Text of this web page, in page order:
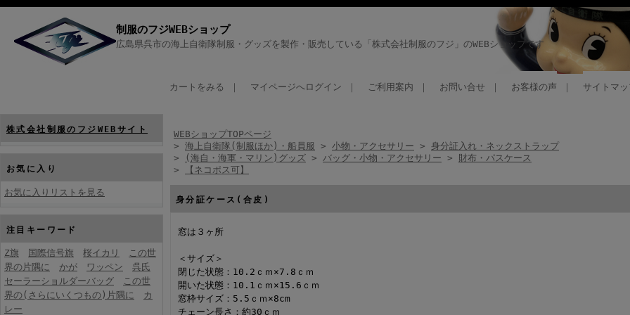
制服のフジWEBショップ
広島県呉市の海上自衛隊制服・グッズを製作・販売している「株式会社制服のフジ」のWEBショップです
カートをみる マイページへログイン ご利用案内 お問い合せ お客様の声 サイトマ
株式会社制服のフジWEBサイト
お気に入り
お気に入りリストを見る
注目キーワード
Z旗 国際信号旗 桜イカリ
この世
界の片隅に
かが ワッペン
呉氏
セーラーショルダーバッグ
この世
界の(さらにいくつもの)片隅に
カ
レー
WEBショップTOPページ
> 海上自衛隊(制服ほか)・船員服 > 小物・アクセサリー > 身分証入れ・ネックストラップ
>
(海自・海軍・マリン)グッズ > バッグ・小物・アクセサリー > 財布・パスケース
>
【ネコポス可】
身分証ケース(合皮)
窓は３ヶ所
＜サイズ＞
閉じた状態：10.2ｃｍ×7.8ｃｍ
開いた状態：10.1ｃｍ×15.6ｃｍ
窓枠サイズ：5.5ｃｍ×8cm
チェーン長さ：約30ｃｍ